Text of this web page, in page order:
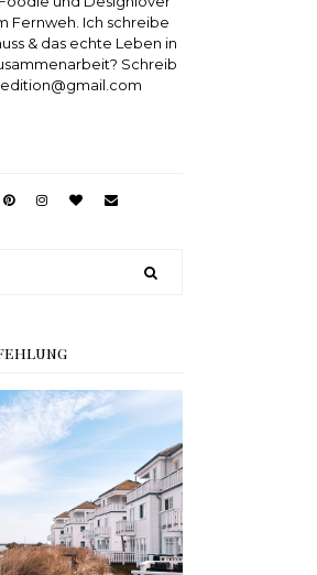
Fernweh. Ich schreibe
& das echte Leben in
Schreib
Schleiregion